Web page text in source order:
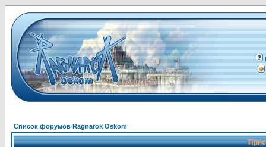
Список форумов Ragnarok Oskom